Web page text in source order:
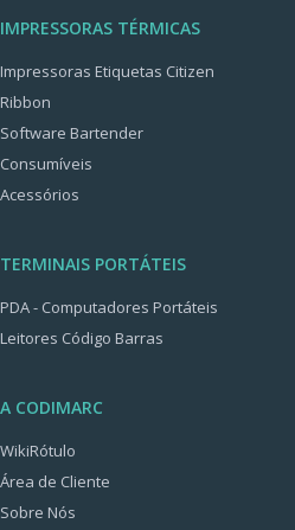
IMPRESSORAS TÉRMICAS
Impressoras Etiquetas Citizen
Ribbon
Software Bartender
Consumíveis
Acessórios
TERMINAIS PORTÁTEIS
PDA - Computadores Portáteis
Leitores Código Barras
A CODIMARC
WikiRótulo
Área de Cliente
Sobre Nós